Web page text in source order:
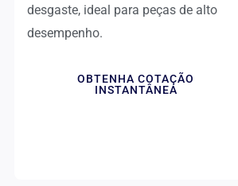
desgaste, ideal para peças de alto
desempenho.
OBTENHA COTAÇÃO
INSTANTÂNEA